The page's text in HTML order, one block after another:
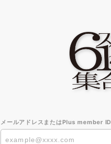
メールアドレスまたはPlus member ID